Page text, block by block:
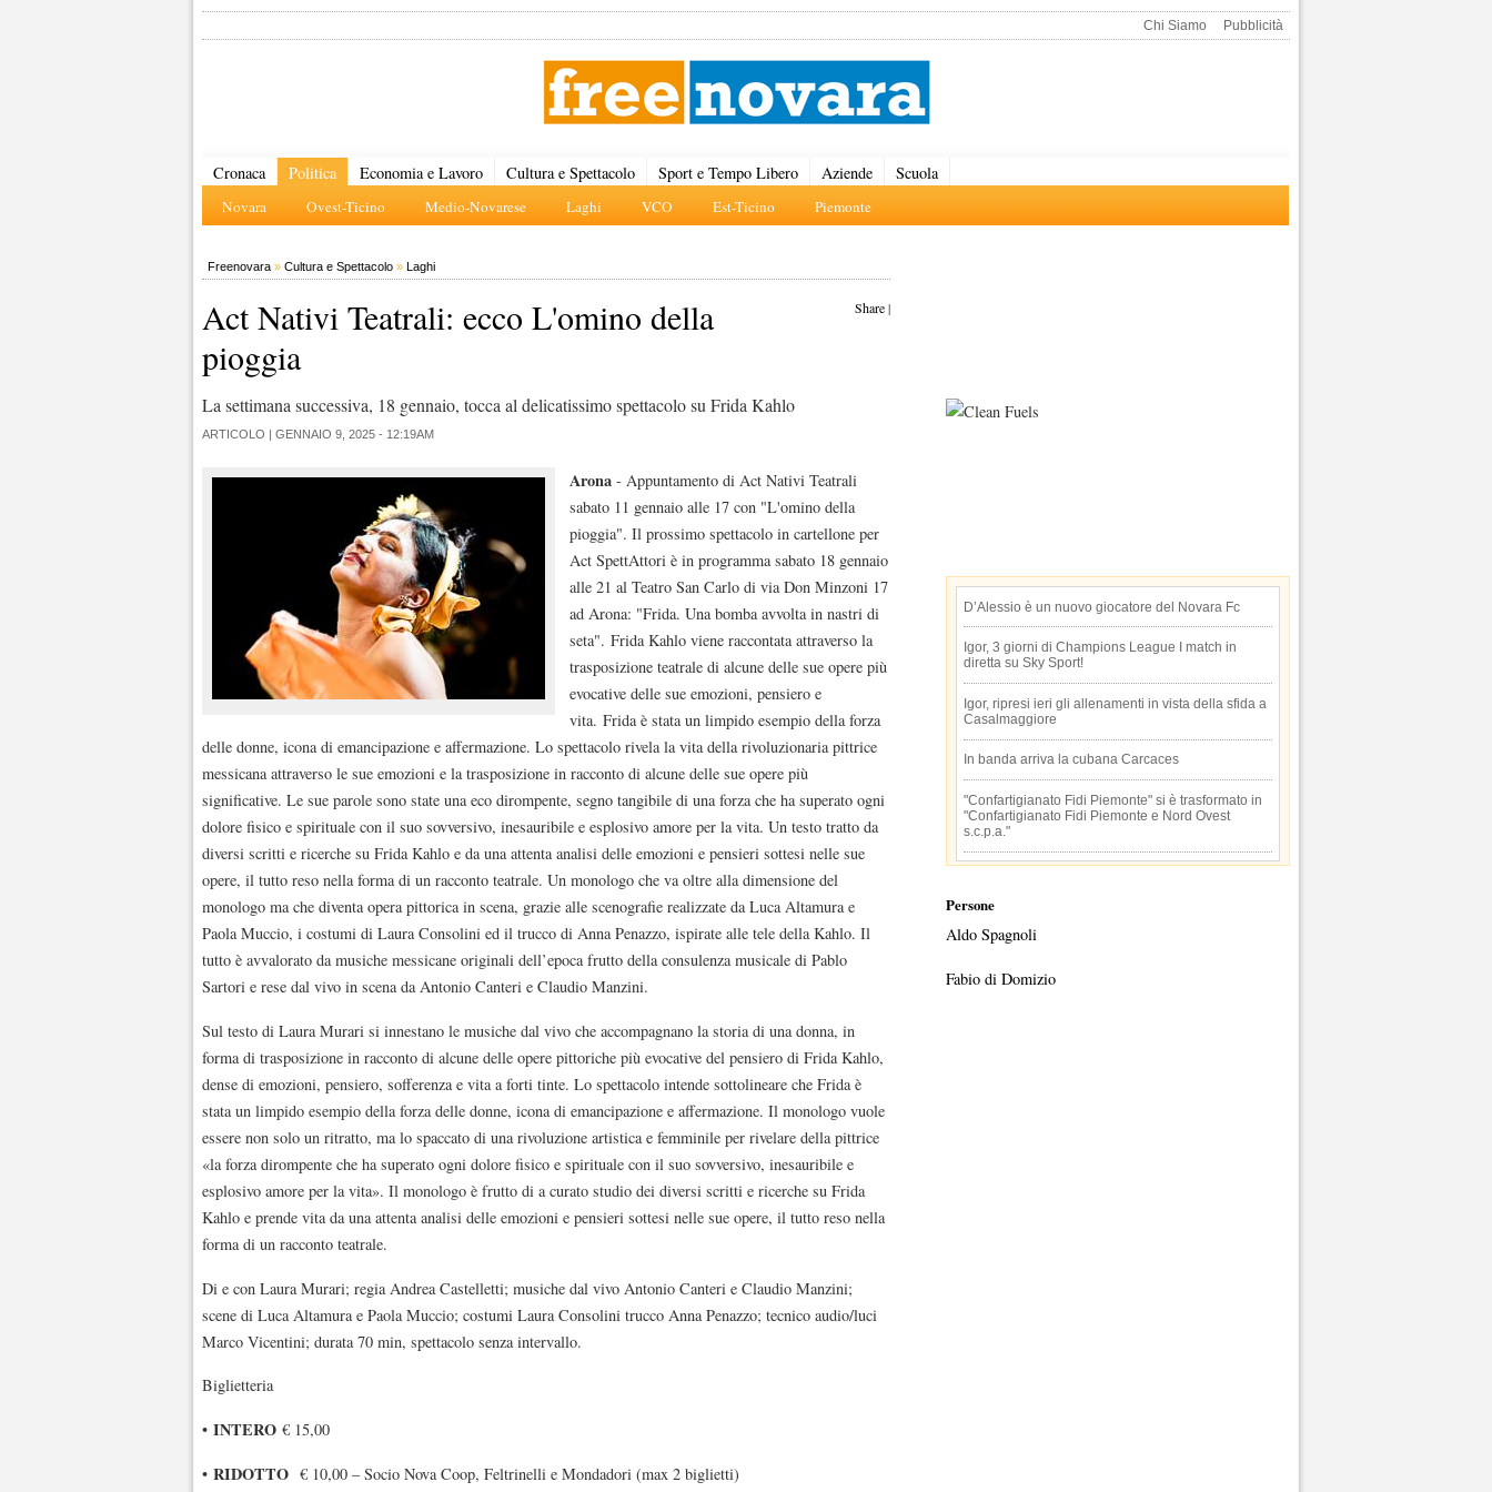
Chi Siamo Pubblicità
Cronaca Politica
Novara Ovest-Ticino Medio-Novarese Laghi VCO Est-Ticino Piemonte
Economia e Lavoro Cultura e Spettacolo Sport e Tempo Libero Aziende Scuola
Freenovara » Cultura e Spettacolo » Laghi
Share|
Act Nativi Teatrali: ecco L'omino della
pioggia
La settimana successiva, 18 gennaio, tocca al delicatissimo spettacolo su Frida Kahlo
ARTICOLO | GENNAIO 9, 2025 - 12:19AM
Arona - Appuntamento di Act Nativi Teatrali
sabato 11 gennaio alle 17 con "L'omino della
pioggia". Il prossimo spettacolo in cartellone per
Act SpettAttori è in programma sabato 18 gennaio
alle 21 al Teatro San Carlo di via Don Minzoni 17
ad Arona: "Frida. Una bomba avvolta in nastri di
seta". Frida Kahlo viene raccontata attraverso la
trasposizione teatrale di alcune delle sue opere più
evocative delle sue emozioni, pensiero e
vita. Frida è stata un limpido esempio della forza
delle donne, icona di emancipazione e affermazione. Lo spettacolo rivela la vita della rivoluzionaria pittrice
messicana attraverso le sue emozioni e la trasposizione in racconto di alcune delle sue opere più
significative. Le sue parole sono state una eco dirompente, segno tangibile di una forza che ha superato ogni
dolore fisico e spirituale con il suo sovversivo, inesauribile e esplosivo amore per la vita. Un testo tratto da
diversi scritti e ricerche su Frida Kahlo e da una attenta analisi delle emozioni e pensieri sottesi nelle sue
opere, il tutto reso nella forma di un racconto teatrale. Un monologo che va oltre alla dimensione del
monologo ma che diventa opera pittorica in scena, grazie alle scenografie realizzate da Luca Altamura e
Paola Muccio, i costumi di Laura Consolini ed il trucco di Anna Penazzo, ispirate alle tele della Kahlo. Il
tutto è avvalorato da musiche messicane originali dell’epoca frutto della consulenza musicale di Pablo
Sartori e rese dal vivo in scena da Antonio Canteri e Claudio Manzini.
Sul testo di Laura Murari si innestano le musiche dal vivo che accompagnano la storia di una donna, in
forma di trasposizione in racconto di alcune delle opere pittoriche più evocative del pensiero di Frida Kahlo,
dense di emozioni, pensiero, sofferenza e vita a forti tinte. Lo spettacolo intende sottolineare che Frida è
stata un limpido esempio della forza delle donne, icona di emancipazione e affermazione. Il monologo vuole
essere non solo un ritratto, ma lo spaccato di una rivoluzione artistica e femminile per rivelare della pittrice
«la forza dirompente che ha superato ogni dolore fisico e spirituale con il suo sovversivo, inesauribile e
esplosivo amore per la vita». Il monologo è frutto di a curato studio dei diversi scritti e ricerche su Frida
Kahlo e prende vita da una attenta analisi delle emozioni e pensieri sottesi nelle sue opere, il tutto reso nella
forma di un racconto teatrale.
Di e con Laura Murari; regia Andrea Castelletti; musiche dal vivo Antonio Canteri e Claudio Manzini;
scene di Luca Altamura e Paola Muccio; costumi Laura Consolini trucco Anna Penazzo; tecnico audio/luci
Marco Vicentini; durata 70 min, spettacolo senza intervallo.
Biglietteria
• INTERO € 15,00
• RIDOTTO € 10,00 – Socio Nova Coop, Feltrinelli e Mondadori (max 2 biglietti)
D’Alessio è un nuovo giocatore del Novara Fc
Igor, 3 giorni di Champions League I match in
diretta su Sky Sport!
Igor, ripresi ieri gli allenamenti in vista della sfida a
Casalmaggiore
In banda arriva la cubana Carcaces
"Confartigianato Fidi Piemonte" si è trasformato in
"Confartigianato Fidi Piemonte e Nord Ovest
s.c.p.a."
Persone
Aldo Spagnoli
Fabio di Domizio